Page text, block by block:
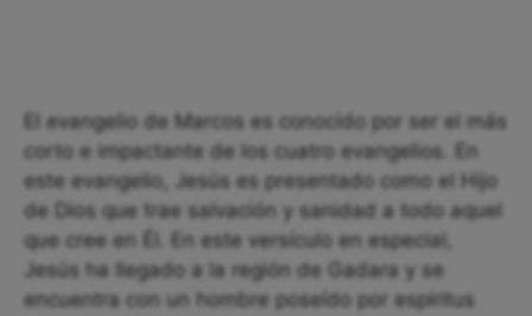
El evangelio de Marcos es conocido por ser el más
corto e impactante de los cuatro evangelios. En
este evangelio, Jesús es presentado como el Hijo
de Dios que trae salvación y sanidad a todo aquel
que cree en Él. En este versículo en especial,
Jesús ha llegado a la región de Gadara y se
encuentra con un hombre poseído por espíritus